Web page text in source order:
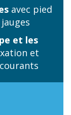
avec pied
et les
et